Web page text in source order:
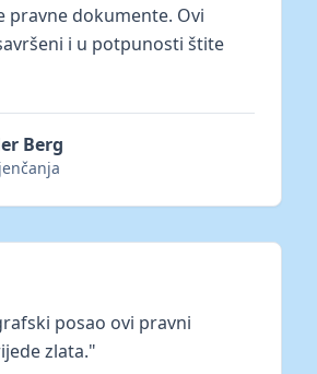
pravne dokumente. Ovi
i u potpunosti štite
Berg
posao ovi pravni
zlata."